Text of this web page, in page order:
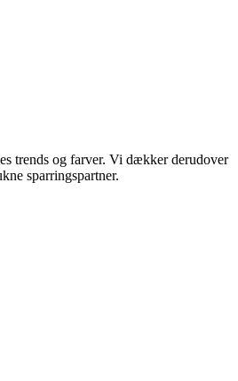
trends og farver. Vi dækker derudover
sparringspartner.